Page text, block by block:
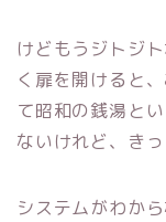
けどもうジトジ
く扉を開けると
て昭和の銭湯と
ないけれど、きっ
システムがわか